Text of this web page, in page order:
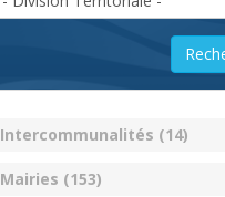
Intercommunalités (14)
Mairies (153)